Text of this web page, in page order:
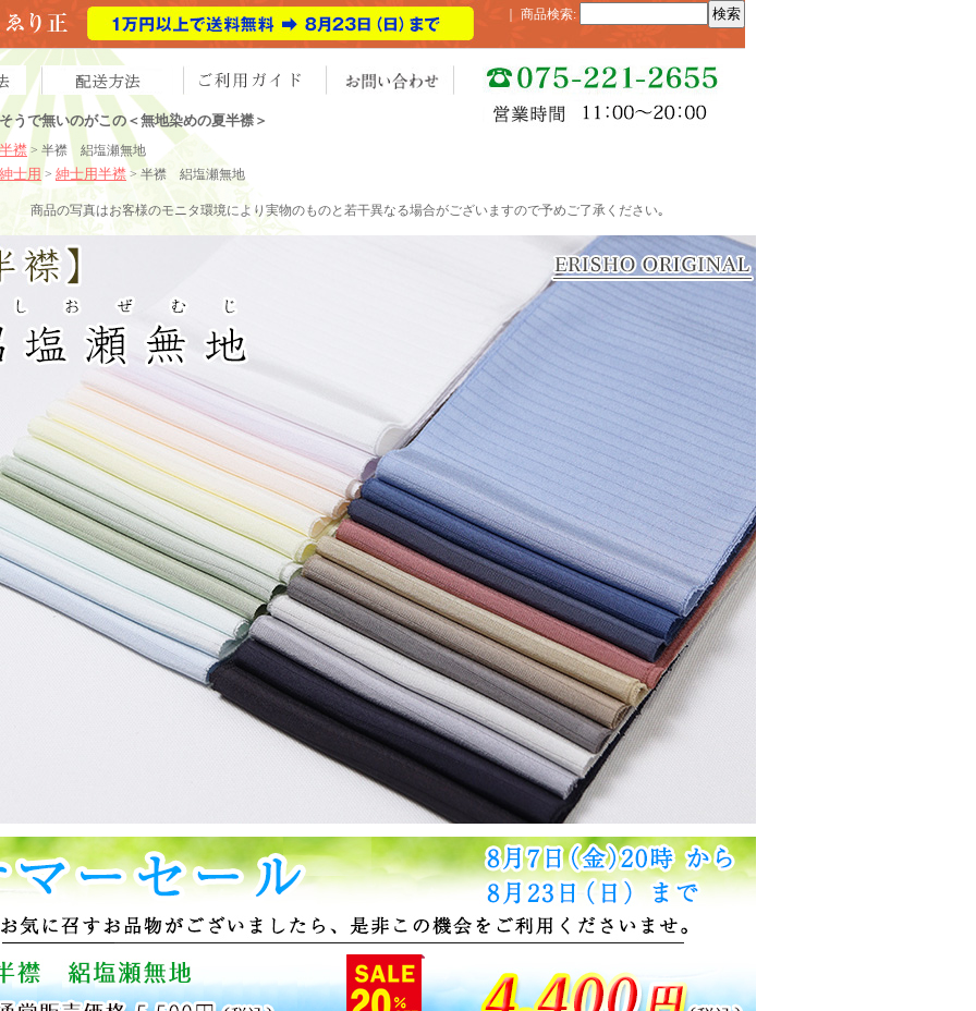
商品検索:
うで無いのがこの＜無地染めの夏半襟＞
半襟 > 半襟 絽塩瀬無地
紳士用 > 紳士用半襟 > 半襟 絽塩瀬無地
商品の写真はお客様のモニタ環境により実物のものと若干異なる場合がございますので予めご了承ください｡